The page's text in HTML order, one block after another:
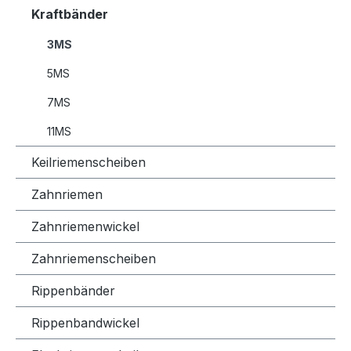
Kraftbänder
3MS
5MS
7MS
11MS
Keilriemenscheiben
Zahnriemen
Zahnriemenwickel
Zahnriemenscheiben
Rippenbänder
Rippenbandwickel